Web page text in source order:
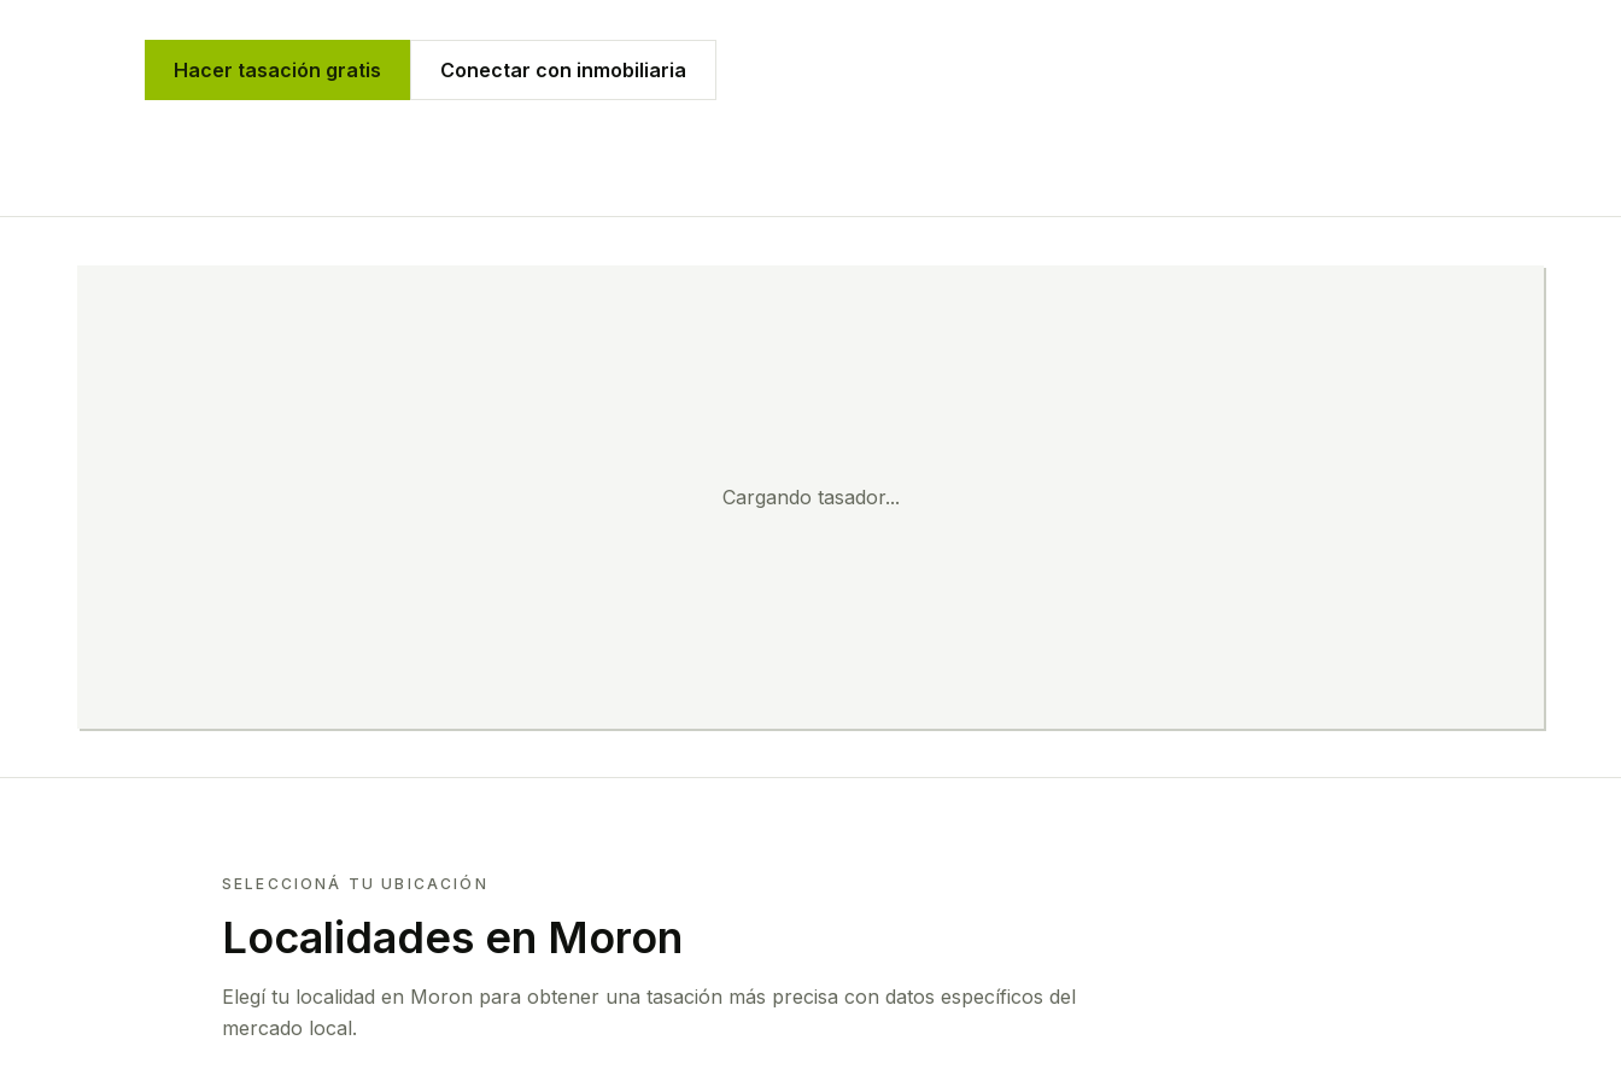
Hacer tasación gratis Conectar con inmobiliaria
Cargando tasador...
SELECCIONÁ TU UBICACIÓN
Localidades en Moron
Elegí tu localidad en Moron para obtener una tasación más precisa con datos específicos del
mercado local.